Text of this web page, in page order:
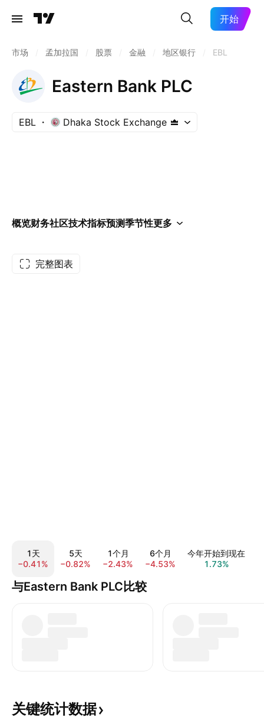
开始
市场 孟加拉国 股票 金融 地区银行 EBL
Eastern Bank PLC
EBL Dhaka Stock Exchange
概览财务社区技术指标预测季节性更多
完整图表
1天
−0.41%
5天
−0.82%
1个月
−2.43%
6个月
−4.53%
今年开始到现在
1.73%
与Eastern Bank PLC比较
关键统计数据